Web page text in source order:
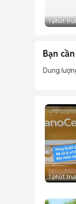
1 phút
Bạn
Dung
1 phút